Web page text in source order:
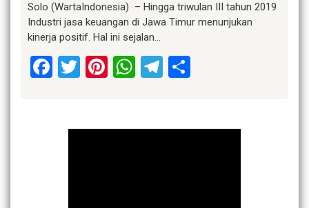
Solo (WartaIndonesia) – Hingga triwulan III tahun 2019
Industri jasa keuangan di Jawa Timur menunjukan
kinerja positif. Hal ini sejalan…
Facebook
Twitter
Pinterest
WhatsApp
Telegram